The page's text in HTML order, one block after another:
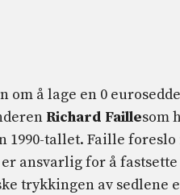
om å lage en 0
Richard Faillesom
1990-tallet. Faille
er ansvarlig for å
trykkingen av sedlene